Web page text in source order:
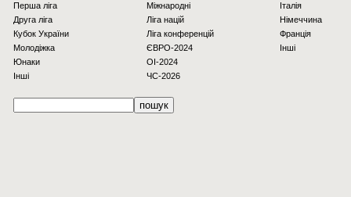
Перша ліга
Друга ліга
Кубок України
Молодіжка
Юнаки
Інші
Міжнародні
Ліга націй
Ліга конференцій
ЄВРО-2024
OI-2024
ЧС-2026
Італія
Німеччина
Франція
Інші